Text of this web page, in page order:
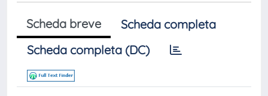
Scheda breve
Scheda completa
Scheda completa (DC)